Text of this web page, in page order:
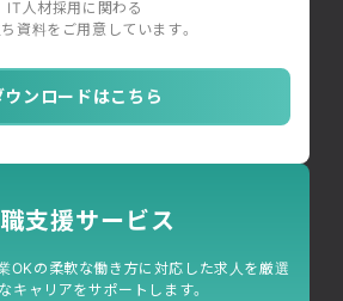
IT人材採用に関わる
資料をご用意しています。
ウンロードはこちら
支援サービス
OKの柔軟な働き方に対応した求人を厳選
キャリアをサポートします。